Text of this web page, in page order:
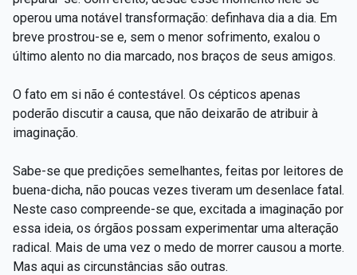
operou uma notável transformação: definhava dia a dia. Em
breve prostrou-se e, sem o menor sofrimento, exalou o
último alento no dia marcado, nos braços de seus amigos.
O fato em si não é contestável. Os cépticos apenas
poderão discutir a causa, que não deixarão de atribuir à
imaginação.
Sabe-se que predições semelhantes, feitas por leitores de
buena-dicha, não poucas vezes tiveram um desenlace fatal.
Neste caso compreende-se que, excitada a imaginação por
essa ideia, os órgãos possam experimentar uma alteração
radical. Mais de uma vez o medo de morrer causou a morte.
Mas aqui as circunstâncias são outras.